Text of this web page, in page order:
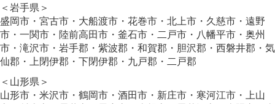
＜岩手県＞
盛岡市・宮古市・大船渡市・花巻市・北上市・久慈市・遠野
市・一関市・陸前高田市・釜石市・二戸市・八幡平市・奥州
市・滝沢市・岩手郡・紫波郡・和賀郡・胆沢郡・西磐井郡・気
仙郡・上閉伊郡・下閉伊郡・九戸郡・二戸郡
＜山形県＞
山形市・米沢市・鶴岡市・酒田市・新庄市・寒河江市・上山